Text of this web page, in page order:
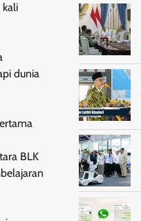
kali
dunia
BLK